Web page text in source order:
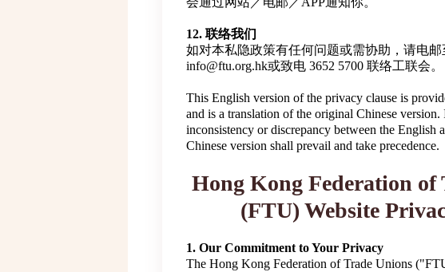
12. 联络我们
如对本私隐政策有任何问题或需协助，请电邮
info@ftu.org.hk或致电 3652 5700 联络工联会。
This English version of the privacy clause is
and is a translation of the original Chinese
inconsistency or discrepancy between the English
Chinese version shall prevail and take precedence.
Hong Kong Federation of
(FTU) Website
1. Our Commitment to Your Privacy
The Hong Kong Federation of Trade Unions